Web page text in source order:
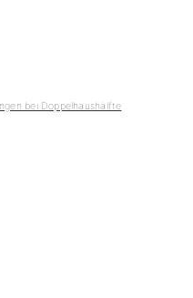
bei Doppelhaushälfte